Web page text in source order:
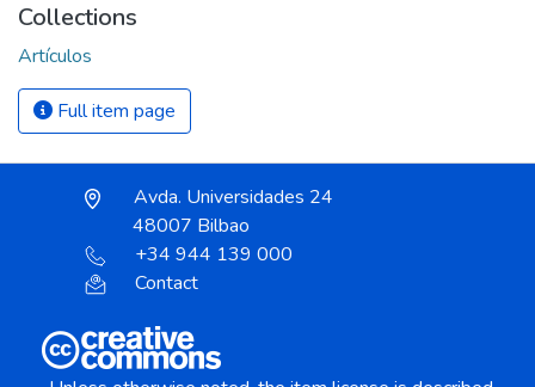
Collections
Artículos
Full item page
Avda. Universidades 24
48007 Bilbao
+34 944 139 000
Contact